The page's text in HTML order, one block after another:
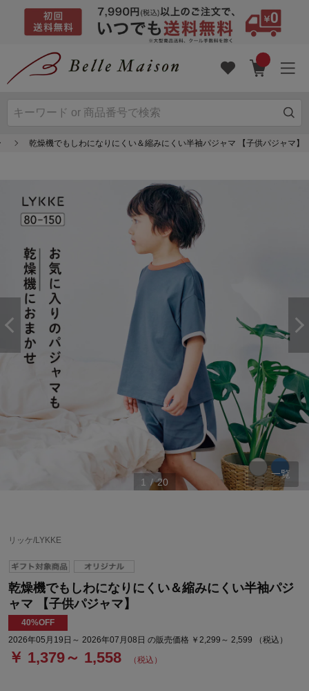
乾燥機でもしわになりにくい＆縮みにくい半袖パジャマ 【子供パジャマ】
1 / 20
一覧
リッケ/LYKKE
乾燥機でもしわになりにくい＆縮みにくい半袖パジ
ャマ 【子供パジャマ】
40%OFF
2026年05月19日～ 2026年07月08日 の販売価格 ￥2,299～ 2,599 （税込）
￥ 1,379～ 1,558 （税込）